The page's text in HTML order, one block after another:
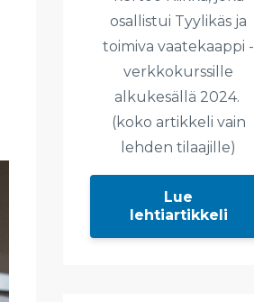
osallistui Tyylikäs ja
toimiva vaatekaappi -
verkkokurssille
alkukesällä 2024.
(koko artikkeli vain
lehden tilaajille)
Lue
lehtiartikkeli